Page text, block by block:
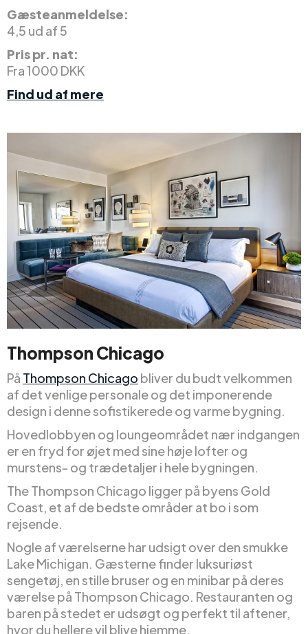
Gæsteanmeldelse:
4,5 ud af 5
Pris pr. nat:
Fra 1000 DKK
Find ud af mere
Thompson Chicago
På Thompson Chicago bliver du budt velkommen
af det venlige personale og det imponerende
design i denne sofistikerede og varme bygning.
Hovedlobbyen og loungeområdet nær indgangen
er en fryd for øjet med sine høje lofter og
murstens- og trædetaljer i hele bygningen.
The Thompson Chicago ligger på byens Gold
Coast, et af de bedste områder at bo i som
rejsende.
Nogle af værelserne har udsigt over den smukke
Lake Michigan. Gæsterne finder luksuriøst
sengetøj, en stille bruser og en minibar på deres
værelse på Thompson Chicago. Restauranten og
baren på stedet er udsøgt og perfekt til aftener,
hvor du hellere vil blive hjemme.